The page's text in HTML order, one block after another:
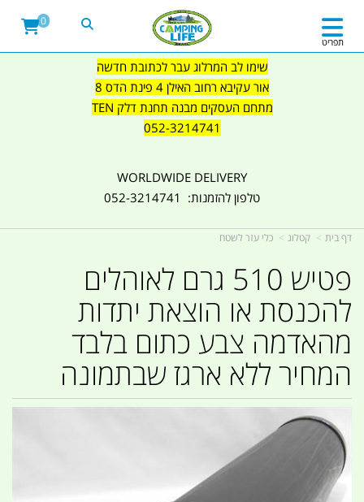
שימו לב המרלוג עבר לכתובת חדשה
אור עקיבא רחוב האילן 4 פינת הדס 8
מתחם העסקים מבנה תחנת דלק TEN
052-3214741
WORLDWIDE DELIVERY
טלפון להזמנות: 052-3214741
תפריט
0
דף בית קטלוג כלי עזר לשטח
פטיש 510 גרם לאוהלים
להכנסת או הוצאת יתדות
מהאדמה צבע כתום בלבד
המחיר ללא ארגז שבתמונה